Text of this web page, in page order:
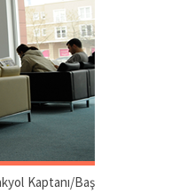
Kaptanı/Baş